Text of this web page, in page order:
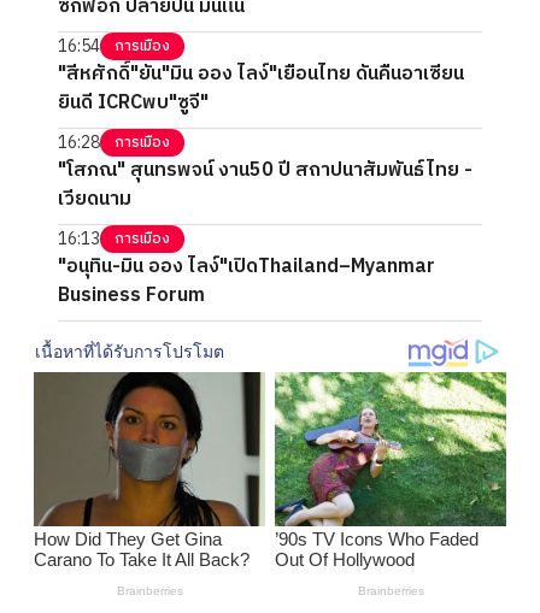
ซักฟอก ปลายปีนี้ มันแน่
16:54 การเมือง
"สีหศักดิ์"ยัน"มิน ออง ไลง์"เยือนไทย ดันคืนอาเซียน
ยินดี ICRCพบ"ซูจี"
16:28 การเมือง
"โสภณ" สุนทรพจน์ งาน50 ปี สถาปนาสัมพันธ์ไทย -
เวียดนาม
16:13 การเมือง
"อนุทิน-มิน ออง ไลง์"เปิดThailand–Myanmar
Business Forum